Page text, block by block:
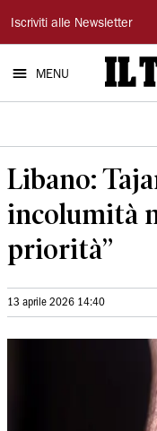
Il
Tirreno
Iscriviti alle Newsletter
MENU
Libano:
incolumità
priorità”
13 aprile 2026 14:40